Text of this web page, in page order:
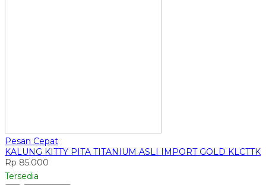
Pesan Cepat
KALUNG KITTY PITA TITANIUM ASLI IMPORT GOLD KLCTTK
Rp 85.000
Tersedia